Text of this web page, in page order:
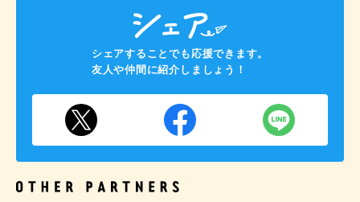
シェアすることでも応援できます。
友人や仲間に紹介しましょう！